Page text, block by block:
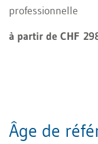
professionnelle
à partir de CHF
Âge de